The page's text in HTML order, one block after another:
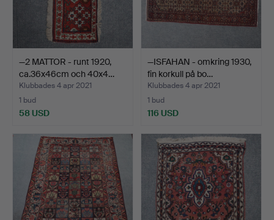
—2 MATTOR - runt 1920,
ca.36x46cm och 40x4…
Klubbades 4 apr 2021
1 bud
58 USD
—ISFAHAN - omkring 1930,
fin korkull på bo…
Klubbades 4 apr 2021
1 bud
116 USD